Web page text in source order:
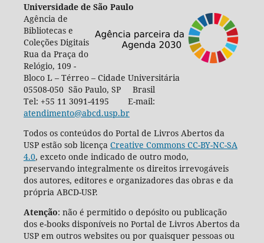
Universidade de São Paulo
Agência de
Bibliotecas e
Coleções Digitais
Rua da Praça do
Relógio, 109 -
Bloco L – Térreo – Cidade Universitária
05508-050 São Paulo, SP Brasil
Tel: +55 11 3091-4195 E-mail:
atendimento@abcd.usp.br
Todos os conteúdos do Portal de Livros Abertos da
USP estão sob licença Creative Commons CC-BY-NC-SA
4.0, exceto onde indicado de outro modo,
preservando integralmente os direitos irrevogáveis
dos autores, editores e organizadores das obras e da
própria ABCD-USP.
Atenção: não é permitido o depósito ou publicação
dos e-books disponíveis no Portal de Livros Abertos da
USP em outros websites ou por quaisquer pessoas ou